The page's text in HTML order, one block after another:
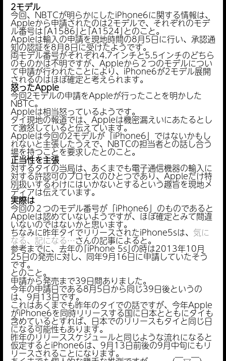
2モデル
今回、NBTCが明らかにしたiPhone6に関する情報は、
Appleから申請されたのは2モデルで、それぞれのモデ
ル番号は｢A1586｣と｢A1524｣とのこと。
Appleは輸入の申請を現地時間の8月5日に行い、承認通
知の認証を8月8日に受けたようです。
両モデル番号がそれぞれ4.7インチと5.5インチのどちら
のものかは不明ですが、Appleから２つのモデルについ
て申請が行われたことにより、iPhone6が2モデル展開
されるのはほぼ確定と考えられます。
怒ったApple
今回2モデルの申請をAppleが行ったことを明かした
NBTC。
Appleは相当怒っているようです。
タイ現地の報道では、Appleは機密漏えいにあたるとし
て激怒していると伝えています。
Appleは今回の2モデルが「iPhone6」ではないかもし
れないと主張したうえで、NBTCの担当者との話し合う
場を持つことを要求したとのこと。
正当性を主張
対するタイの当局は、あくまでも電子通信機器の輸入に
対する許認可のプロセスのひとつであり、Appleだけ特
別扱いするわけにはいかないとするという趣旨を現地メ
ディアは伝えています。
実際は
今回の２つのモデル番号が「iPhone6」のものであると
Appleは認めていないようですが、ほぼ確定とみて間違
いないのではないかと思います。
ちなみに昨年タイでリリースされたiPhone5sは、 気に
なる、記になる…さんの記事によると。
参考までに、去年の｢iPhone 5s｣の時は2013年10月
25日の発売に対し、同年9月16日に申請していたそう
です。
とのこと。
申請から発売まで39日間ありました。
今年の申請日である8月5日から同じ39日後というの
は、9月13日です。
これはあくまでも昨年のタイでの話ですが、今年Apple
がiPhone6を同時リリースする国に日本とともにタイも
含めているとすれば、日本でのリリースもタイと同じ日
になる可能性もあります。
昨年のリリーススケジュールと同じような流れになると
仮定するとiPhone6は、9月13日前後の9月中旬にもリ
リースされることになります。